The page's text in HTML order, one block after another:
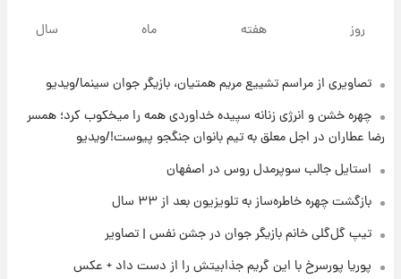
مذاق رضاییان خوش نیامد+عکس
۲۰ ساعت پیش
۱۲۹۰ شمسی
۲۰ ساعت پیش
هسته‌ای در آسمان ظاهر شد
رونالدو از گنجینه خودروهای لوکسش رونمایی
روز هفته ماه سال
تصاویری از مراسم تشییع مریم همتیان، بازیگر جوان سینما/ویدیو
چهره خشن و انرژی زنانه سپیده خداوردی همه را میخکوب کرد؛ همسر
رضا عطاران در اجل معلق به تیم بانوان جنگجو پیوست!/ویدیو
استایل جالب سوپرمدل روس در اصفهان
بازگشت چهره خاطره‌ساز به تلویزیون بعد از ۳۳ سال
تیپ گل‌گلی خانم بازیگر جوان در جشن نفس | تصاویر
پوریا پورسرخ با این گریم جذابیتش را از دست داد + عکس